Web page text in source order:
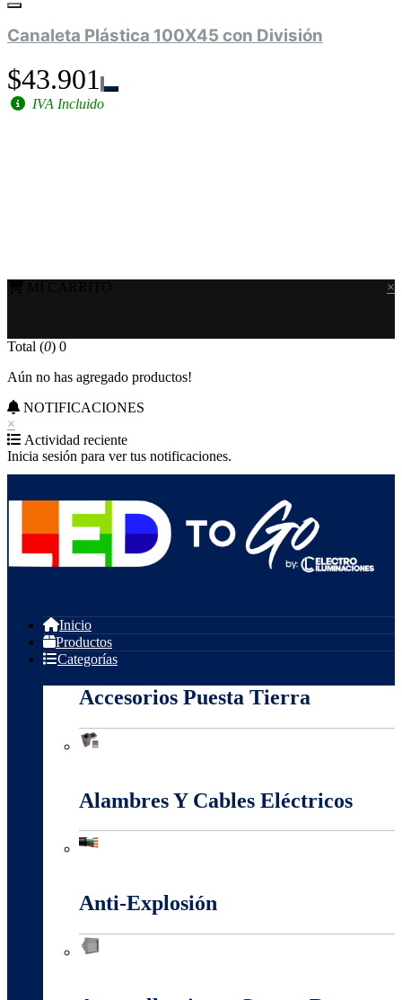
Canaleta Plástica 100X45 con División
$43.901
IVA Incluido
×
Total (0) 0
Aún no has agregado productos!
NOTIFICACIONES
×
Actividad reciente
Inicia sesión para ver tus notificaciones.
Inicio
Productos
Categorías
Accesorios Puesta Tierra
Alambres Y Cables Eléctricos
Anti-Explosión